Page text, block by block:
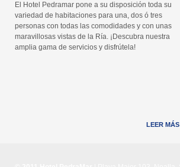
El Hotel Pedramar pone a su disposición toda su
variedad de habitaciones para una, dos ó tres
personas con todas las comodidades y con unas
maravillosas vistas de la Ría. ¡Descubra nuestra
amplia gama de servicios y disfrútela!
LEER MÁS